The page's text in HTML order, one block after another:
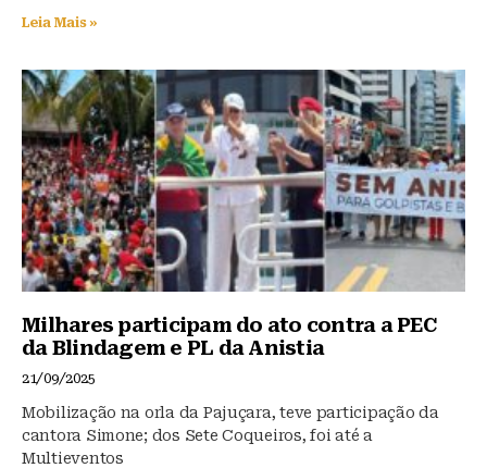
Leia Mais »
Milhares participam do ato contra a PEC
da Blindagem e PL da Anistia
21/09/2025
Mobilização na orla da Pajuçara, teve participação da
cantora Simone; dos Sete Coqueiros, foi até a
Multieventos